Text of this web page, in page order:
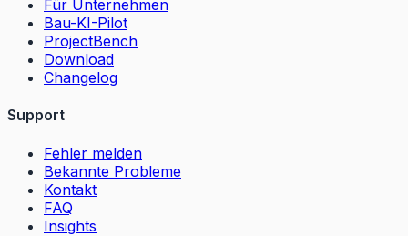
Für Unternehmen
Bau-KI-Pilot
ProjectBench
Download
Changelog
Support
Fehler melden
Bekannte Probleme
Kontakt
FAQ
Insights